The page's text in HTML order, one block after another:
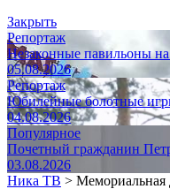
Закрыть
Репортаж
Незаконные павильоны на
05.08.2026
Репортаж
Юбилейные болотные
04.08.2026
Популярное
Почетный гражданин
03.08.2026
Ника ТВ > Мемориальная